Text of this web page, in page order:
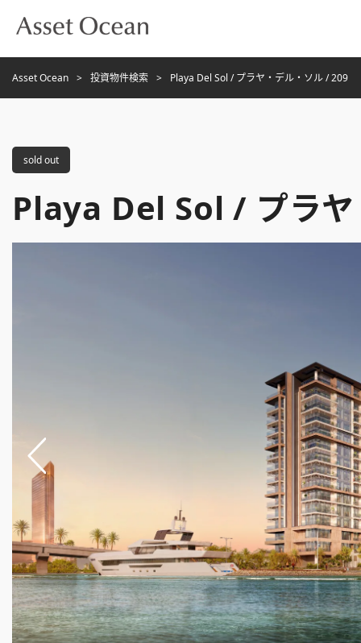
Asset Ocean 投資物件検索 Playa Del Sol / プラヤ・デル・ソル / 209
sold out
Playa Del Sol / プラ